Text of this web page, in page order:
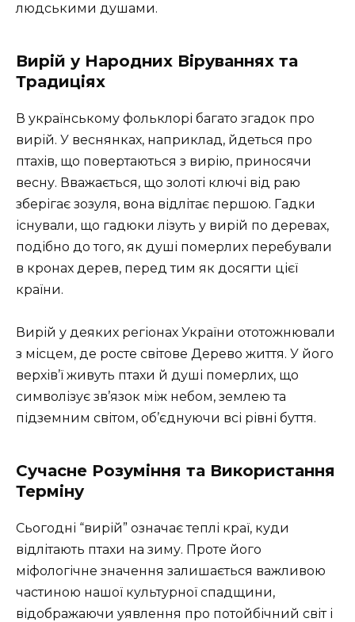
людськими душами.
Вирій у Народних Віруваннях та
Традиціях
В українському фольклорі багато згадок про
вирій. У веснянках, наприклад, йдеться про
птахів, що повертаються з вирію, приносячи
весну. Вважається, що золоті ключі від раю
зберігає зозуля, вона відлітає першою. Гадки
існували, що гадюки лізуть у вирій по деревах,
подібно до того, як душі померлих перебували
в кронах дерев, перед тим як досягти цієї
країни.
Вирій у деяких регіонах України ототожнювали
з місцем, де росте світове Дерево життя. У його
верхів’ї живуть птахи й душі померлих, що
символізує зв’язок між небом, землею та
підземним світом, об’єднуючи всі рівні буття.
Сучасне Розуміння та Використання
Терміну
Сьогодні “вирій” означає теплі краї, куди
відлітають птахи на зиму. Проте його
міфологічне значення залишається важливою
частиною нашої культурної спадщини,
відображаючи уявлення про потойбічний світ і